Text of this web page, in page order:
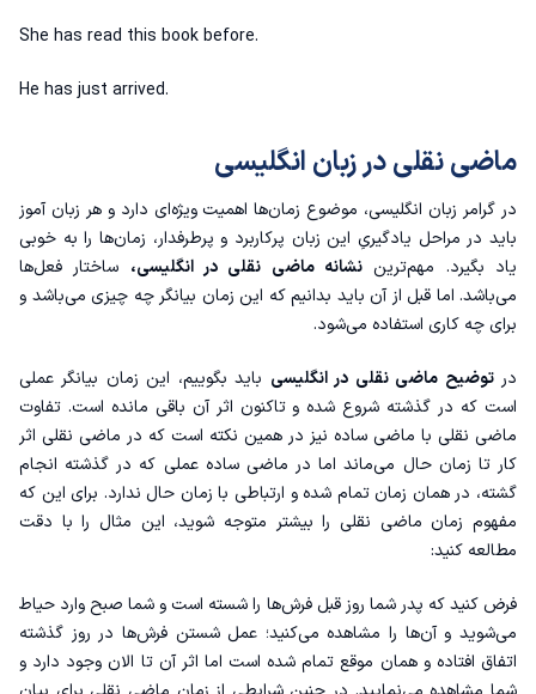
She has read this book before.
He has just arrived.
ماضی نقلی در زبان انگلیسی
در گرامر زبان انگلیسی، موضوع زمان‌ها اهمیت ویژه‌ای دارد و هر زبان آموز
باید در مراحل یادگیریِ این زبان پرکاربرد و پرطرفدار، زمان‌ها را به خوبی
یاد بگیرد. مهم‌‌ترین نشانه ماضی نقلی در انگلیسی، ساختار فعل‌ها
می‌باشد. اما قبل از آن باید بدانیم که این زمان بیانگر چه چیزی می‌باشد و
برای چه کاری استفاده می‌شود.
درتوضیح ماضی نقلی در انگلیسی باید بگوییم، این زمان بیانگر عملی
است که در گذشته شروع شده و تاکنون اثر آن باقی مانده است. تفاوت
ماضی نقلی با ماضی ساده نیز در همین نکته است که در ماضی نقلی اثر
کار تا زمان حال می‌ماند اما در ماضی ساده عملی که در گذشته انجام
گشته، در همان زمان تمام شده و ارتباطی با زمان حال ندارد. برای این که
مفهوم زمان ماضی نقلی را بیشتر متوجه شوید، این مثال را با دقت
مطالعه کنید:
فرض کنید که پدر شما روز قبل فرش‌ها را شسته است و شما صبح وارد حیاط
می‌شوید و آن‌ها را مشاهده می‌کنید؛ عمل شستن فرش‌ها در روز گذشته
اتفاق افتاده و همان موقع تمام شده است اما اثر آن تا الان وجود دارد و